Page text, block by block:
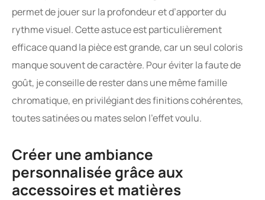
permet de jouer sur la profondeur et d’apporter du
rythme visuel. Cette astuce est particulièrement
efficace quand la pièce est grande, car un seul coloris
manque souvent de caractère. Pour éviter la faute de
goût, je conseille de rester dans une même famille
chromatique, en privilégiant des finitions cohérentes,
toutes satinées ou mates selon l’effet voulu.
Créer une ambiance
personnalisée grâce aux
accessoires et matières